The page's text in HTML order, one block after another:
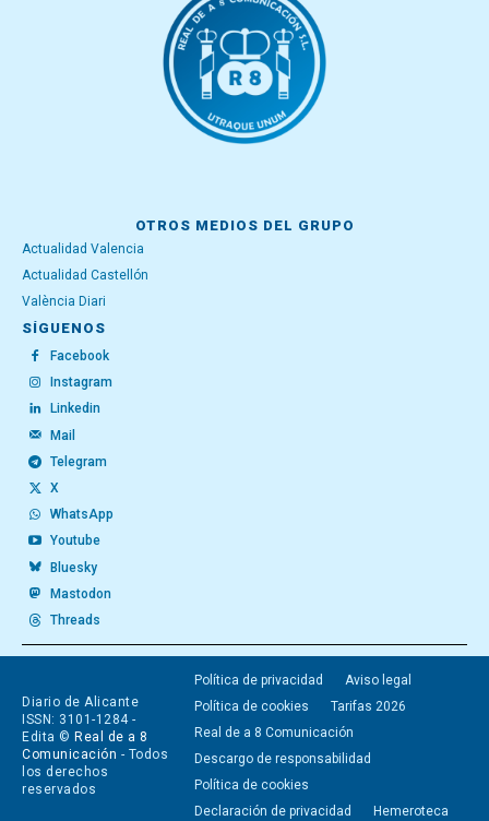
OTROS MEDIOS DEL GRUPO
Actualidad Valencia
Actualidad Castellón
València Diari
SÍGUENOS
Facebook
Instagram
Linkedin
Mail
Telegram
X
WhatsApp
Youtube
Bluesky
Mastodon
Threads
Diario de Alicante
ISSN: 3101-1284 -
Edita © Real de a 8
Comunicación - Todos
los derechos
reservados
Política de privacidad
Aviso legal
Política de cookies
Tarifas 2026
Real de a 8 Comunicación
Descargo de responsabilidad
Política de cookies
Declaración de privacidad
Hemeroteca